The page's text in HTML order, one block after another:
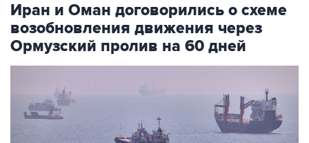
Иран и Оман договорились о схеме
возобновления движения через
Ормузский пролив на 60 дней